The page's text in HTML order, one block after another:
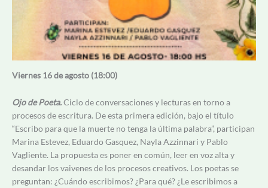
Viernes 16 de agosto (18:00)
Ojo de Poeta.Ciclo de conversaciones y lecturas en torno a
procesos de escritura. De esta primera edición, bajo el título
“Escribo para que la muerte no tenga la última palabra”, participan
Marina Estevez, Eduardo Gasquez, Nayla Azzinnari y Pablo
Vagliente. La propuesta es poner en común, leer en voz alta y
desandar los vaivenes de los procesos creativos. Los poetas se
preguntan: ¿Cuándo escribimos? ¿Para qué? ¿Le escribimos a